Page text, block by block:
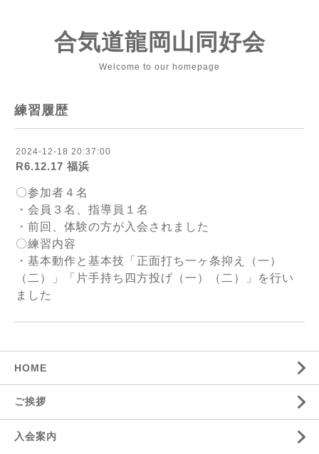
合気道龍岡山同好会
Welcome to our homepage
練習履歴
2024-12-18 20:37:00
R6.12.17 福浜
〇参加者４名
・会員３名、指導員１名
・前回、体験の方が入会されました
〇練習内容
・基本動作と基本技「正面打ち一ヶ条抑え（一）
（二）」「片手持ち四方投げ（一）（二）」を行い
ました
HOME
ご挨拶
入会案内